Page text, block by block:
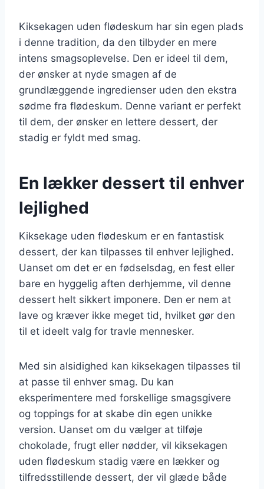
Kiksekagen uden flødeskum har sin egen plads
i denne tradition, da den tilbyder en mere
intens smagsoplevelse. Den er ideel til dem,
der ønsker at nyde smagen af de
grundlæggende ingredienser uden den ekstra
sødme fra flødeskum. Denne variant er perfekt
til dem, der ønsker en lettere dessert, der
stadig er fyldt med smag.
En lækker dessert til enhver
lejlighed
Kiksekage uden flødeskum er en fantastisk
dessert, der kan tilpasses til enhver lejlighed.
Uanset om det er en fødselsdag, en fest eller
bare en hyggelig aften derhjemme, vil denne
dessert helt sikkert imponere. Den er nem at
lave og kræver ikke meget tid, hvilket gør den
til et ideelt valg for travle mennesker.
Med sin alsidighed kan kiksekagen tilpasses til
at passe til enhver smag. Du kan
eksperimentere med forskellige smagsgivere
og toppings for at skabe din egen unikke
version. Uanset om du vælger at tilføje
chokolade, frugt eller nødder, vil kiksekagen
uden flødeskum stadig være en lækker og
tilfredsstillende dessert, der vil glæde både